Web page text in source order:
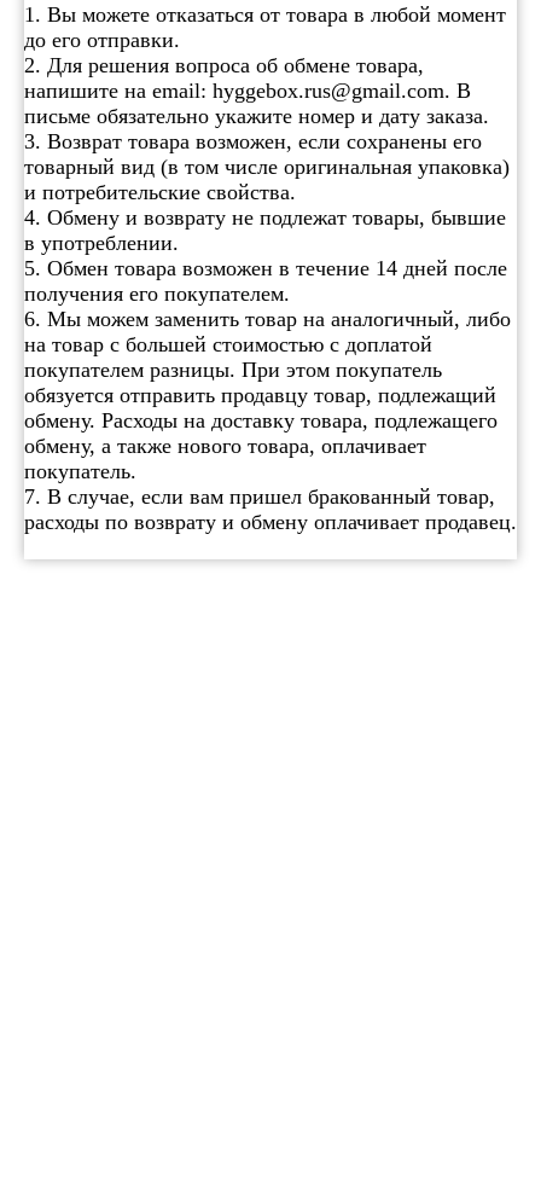
1. Вы можете отказаться от товара в любой момент
до его отправки.
2. Для решения вопроса об обмене товара,
напишите на email: hyggebox.rus@gmail.com. В
письме обязательно укажите номер и дату заказа.
3. Возврат товара возможен, если сохранены его
товарный вид (в том числе оригинальная упаковка)
и потребительские свойства.
4. Обмену и возврату не подлежат товары, бывшие
в употреблении.
5. Обмен товара возможен в течение 14 дней после
получения его покупателем.
6. Мы можем заменить товар на аналогичный, либо
на товар с большей стоимостью с доплатой
покупателем разницы. При этом покупатель
обязуется отправить продавцу товар, подлежащий
обмену. Расходы на доставку товара, подлежащего
обмену, а также нового товара, оплачивает
покупатель.
7. В случае, если вам пришел бракованный товар,
расходы по возврату и обмену оплачивает продавец.